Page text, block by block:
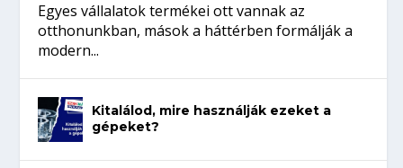
Egyes vállalatok termékei ott vannak az
otthonunkban, mások a háttérben formálják a
modern...
Kitalálod, mire használják ezeket a
gépeket?